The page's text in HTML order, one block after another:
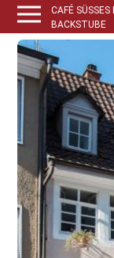
CAFÉ SÜSSES
ACKSTUBE